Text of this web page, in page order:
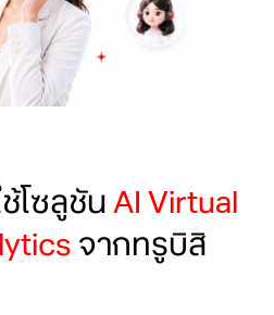
โซลูชันAI Virtual
จากทรูบิสิ